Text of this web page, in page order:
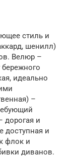
стиль и
шенилл)
Велюр –
идеально
–
дорогая и
доступная и
флок и
диванов.